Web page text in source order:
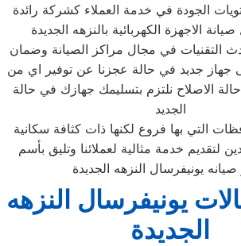
الجودة في خدمة العملاء كشركة رائدة
الاجهزة الكهربائية بالنزهه الجديدة
التقنيات في مجال مراكز الصيانة وضمان
جهاز جديد في حالة عجزنا عن توفير اي من
الاصلاح نلتزم بتسليمك جهازك في حالة
الجديد
التي بها فروع لكنها ذات كثافة سكانية
لتقديم خدمة مثالية لعملائنا وتليق بأسم
يونيفرسال النزهه الجديدة
يونيفرسال النزهه
الجديدة